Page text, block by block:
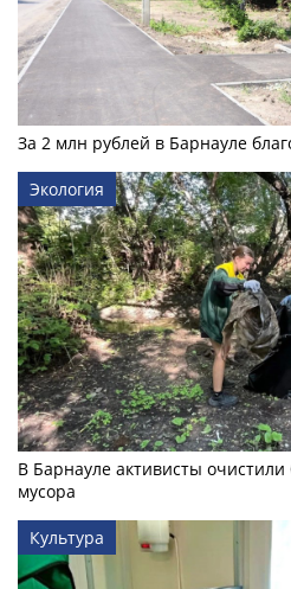
За 2 млн рублей в Барнауле
Экология
В Барнауле активисты
мусора
Культура